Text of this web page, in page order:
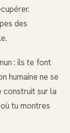
des
: ils te font
humaine ne se
construit sur la
tu montres